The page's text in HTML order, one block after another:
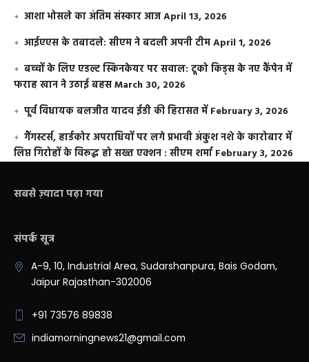
आशा भोसले का अंतिम संस्कार आजApril 13, 2026
आईएएस के तबादले: सीएम ने बदली अपनी टीमApril 1, 2026
बच्चों के लिए एडल्ट स्किनकेयर पर सवाल: टूको किड्स के नए कैंपेन में
फराह खान ने उठाई बहसMarch 30, 2026
पूर्व विधायक बलजीत यादव ईडी की हिरासत में February 3, 2026
गैंगस्टर्स, हार्डकोर अपराधियों पर लगे प्रभावी अंकुश नशे के कारोबार में
लिप्त गिरोहों के विरूद्ध हो सख्त एक्शन : सीएम शर्मा February 3, 2026
सबसे ज़्यादा पढ़ा गया
संपर्क सूत्र
A-9, 10, Industrial Area, Sudarshanpura, Bais Godam,
Jaipur Rajasthan-302006
+91 73576 89838
indiamorningnews21@gmail.com